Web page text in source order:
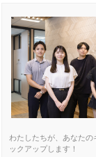
わたしたちが、あなた
ックアップします！